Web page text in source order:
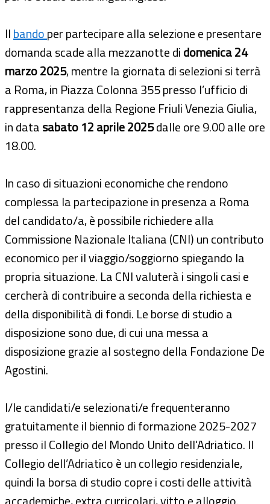
Ilbandoper partecipare alla selezione e presentare
domanda scade alla mezzanotte didomenica 24
marzo 2025, mentre la giornata di selezioni si terrà
a Roma, in Piazza Colonna 355 presso l’ufficio di
rappresentanza della Regione Friuli Venezia Giulia,
in datasabato 12 aprile 2025dalle ore 9.00 alle ore
18.00.
In caso di situazioni economiche che rendono
complessa la partecipazione in presenza a Roma
del candidato/a, è possibile richiedere alla
Commissione Nazionale Italiana (CNI) un contributo
economico per il viaggio/soggiorno spiegando la
propria situazione. La CNI valuterà i singoli casi e
cercherà di contribuire a seconda della richiesta e
della disponibilità di fondi. Le borse di studio a
disposizione sono due, di cui una messa a
disposizione grazie al sostegno della Fondazione De
Agostini.
I/le candidati/e selezionati/e frequenteranno
gratuitamente il biennio di formazione 2025-2027
presso il Collegio del Mondo Unito dell'Adriatico. Il
Collegio dell’Adriatico è un collegio residenziale,
quindi la borsa di studio copre i costi delle attività